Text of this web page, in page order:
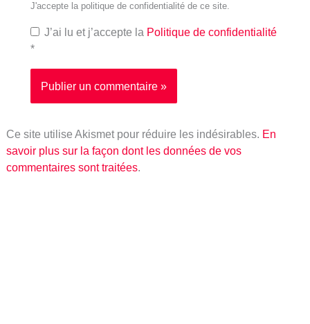
J'accepte la politique de confidentialité de ce site.
J’ai lu et j’accepte la Politique de confidentialité
*
Ce site utilise Akismet pour réduire les indésirables. En
savoir plus sur la façon dont les données de vos
commentaires sont traitées.